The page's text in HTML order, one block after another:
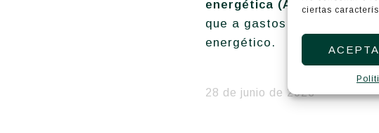
ciertas
energética (A) hace que
que a gastos de
energético.
28 de junio de 2023